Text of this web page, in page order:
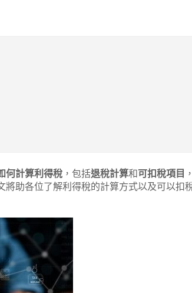
何計算利得稅 ，包括退稅計算和可扣稅項目
助各位了解利得稅的計算方式以及可以扣